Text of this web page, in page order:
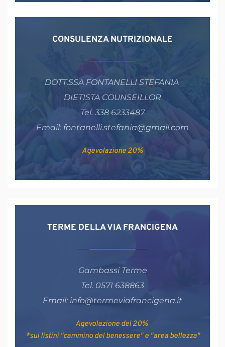
CONSULENZA NUTRIZIONALE
DOTT.SSA FONTANELLI STEFANIA
DIETISTA COUNSEILLOR
Tel. 338 6233487
Email: fontanelli.stefania@gmail.com
Agevolazione 20%
TERME DELLA VIA FRANCIGENA
Gambassi Terme
Tel. 0571 638863
Email: info@termeviafrancigena.it
Agevolazione del 20%
*sui listini "cammino del benessere" e "area bellezza"